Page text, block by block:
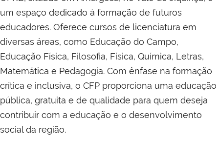
um espaço dedicado à formação de futuros
educadores. Oferece cursos de licenciatura em
diversas áreas, como Educação do Campo,
Educação Física, Filosofia, Física, Química, Letras,
Matemática e Pedagogia. Com ênfase na formação
crítica e inclusiva, o CFP proporciona uma educação
pública, gratuita e de qualidade para quem deseja
contribuir com a educação e o desenvolvimento
social da região.